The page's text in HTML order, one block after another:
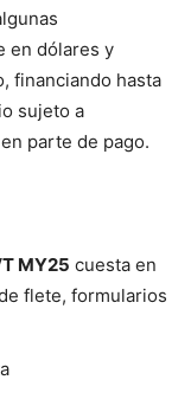
en dólares y
financiando hasta
sujeto a
parte de pago.
MY25 cuesta en
flete, formularios